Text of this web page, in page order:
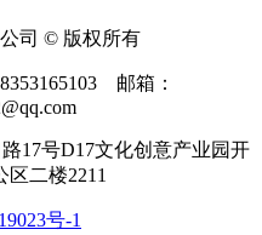
司 © 版权所有
邮箱：
17号D17文化创意产业园开
二楼2211
号-1